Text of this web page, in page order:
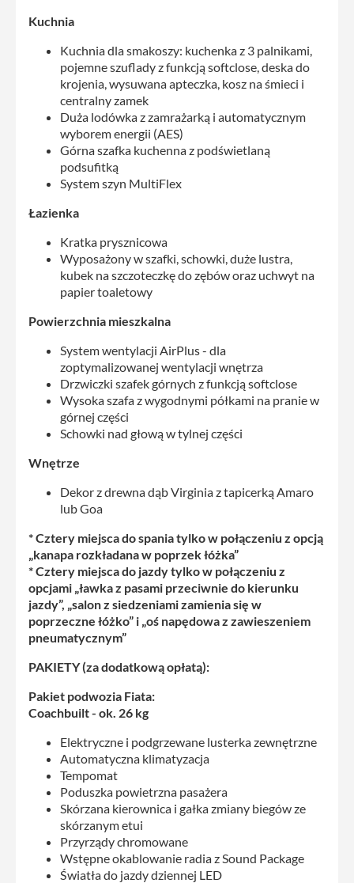
Kuchnia
Kuchnia dla smakoszy: kuchenka z 3 palnikami,
pojemne szuflady z funkcją softclose, deska do
krojenia, wysuwana apteczka, kosz na śmieci i
centralny zamek
Duża lodówka z zamrażarką i automatycznym
wyborem energii (AES)
Górna szafka kuchenna z podświetlaną
podsufitką
System szyn MultiFlex
Łazienka
Kratka prysznicowa
Wyposażony w szafki, schowki, duże lustra,
kubek na szczoteczkę do zębów oraz uchwyt na
papier toaletowy
Powierzchnia mieszkalna
System wentylacji AirPlus - dla
zoptymalizowanej wentylacji wnętrza
Drzwiczki szafek górnych z funkcją softclose
Wysoka szafa z wygodnymi półkami na pranie w
górnej części
Schowki nad głową w tylnej części
Wnętrze
Dekor z drewna dąb Virginia z tapicerką Amaro
lub Goa
* Cztery miejsca do spania tylko w połączeniu z opcją
„kanapa rozkładana w poprzek łóżka”
* Cztery miejsca do jazdy tylko w połączeniu z
opcjami „ławka z pasami przeciwnie do kierunku
jazdy”, „salon z siedzeniami zamienia się w
poprzeczne łóżko” i „oś napędowa z zawieszeniem
pneumatycznym”
PAKIETY (za dodatkową opłatą):
Pakiet podwozia Fiata:
Coachbuilt - ok. 26 kg
Elektryczne i podgrzewane lusterka zewnętrzne
Automatyczna klimatyzacja
Tempomat
Poduszka powietrzna pasażera
Skórzana kierownica i gałka zmiany biegów ze
skórzanym etui
Przyrządy chromowane
Wstępne okablowanie radia z Sound Package
Światła do jazdy dziennej LED